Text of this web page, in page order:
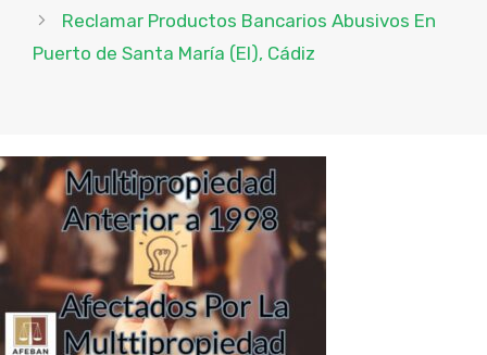
Reclamar Productos Bancarios Abusivos En
Puerto de Santa María (El), Cádiz